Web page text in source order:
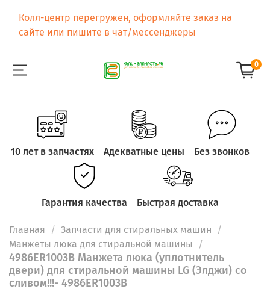
Колл-центр перегружен, оформляйте заказ на
сайте или пишите в чат/мессенджеры
0
10 лет в запчастях Адекватные цены Без звонков
Гарантия качества Быстрая доставка
Главная
Запчасти для стиральных машин
Манжеты люка для стиральной машины
4986ER1003B Манжета люка (уплотнитель
двери) для стиральной машины LG (Элджи) со
сливом!!!- 4986ER1003B